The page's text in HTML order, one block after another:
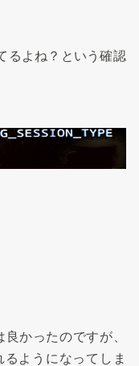
るよね？という確認
かったのですが、
ようになってしま